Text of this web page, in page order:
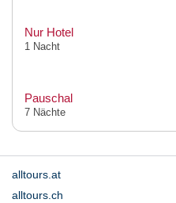
Nur Hotel
1 Nacht
Pauschal
7 Nächte
alltours.at
alltours.ch